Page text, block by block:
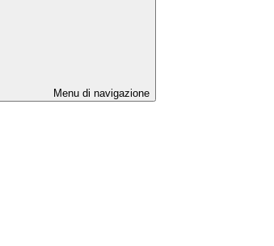
Menu di navigazione